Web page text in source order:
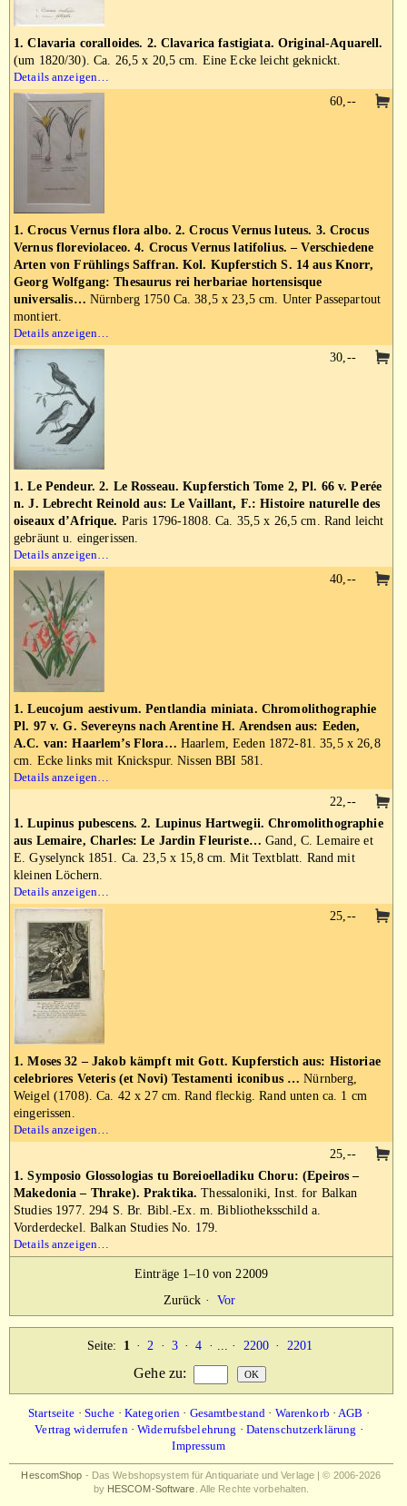
1. Clavaria coralloides. 2. Clavarica fastigiata. Original-Aquarell.
(um 1820/30). Ca. 26,5 x 20,5 cm. Eine Ecke leicht geknickt.
Details anzeigen…
1. Crocus Vernus flora albo. 2. Crocus Vernus luteus. 3. Crocus
Vernus floreviolaceo. 4. Crocus Vernus latifolius. – Verschiedene
Arten von Frühlings Saffran. Kol. Kupferstich S. 14 aus Knorr,
Georg Wolfgang: Thesaurus rei herbariae hortensisque
universalis… Nürnberg 1750 Ca. 38,5 x 23,5 cm. Unter Passepartout
montiert.
Details anzeigen…
60,--
1. Le Pendeur. 2. Le Rosseau. Kupferstich Tome 2, Pl. 66 v. Perée
n. J. Lebrecht Reinold aus: Le Vaillant, F.: Histoire naturelle des
oiseaux d’Afrique. Paris 1796-1808. Ca. 35,5 x 26,5 cm. Rand leicht
gebräunt u. eingerissen.
Details anzeigen…
30,--
1. Leucojum aestivum. Pentlandia miniata. Chromolithographie
Pl. 97 v. G. Severeyns nach Arentine H. Arendsen aus: Eeden,
A.C. van: Haarlem’s Flora… Haarlem, Eeden 1872-81. 35,5 x 26,8
cm. Ecke links mit Knickspur. Nissen BBI 581.
Details anzeigen…
40,--
1. Lupinus pubescens. 2. Lupinus Hartwegii. Chromolithographie
aus Lemaire, Charles: Le Jardin Fleuriste… Gand, C. Lemaire et
E. Gyselynck 1851. Ca. 23,5 x 15,8 cm. Mit Textblatt. Rand mit
kleinen Löchern.
Details anzeigen…
22,--
1. Moses 32 – Jakob kämpft mit Gott. Kupferstich aus: Historiae
celebriores Veteris (et Novi) Testamenti iconibus … Nürnberg,
Weigel (1708). Ca. 42 x 27 cm. Rand fleckig. Rand unten ca. 1 cm
eingerissen.
Details anzeigen…
25,--
1. Symposio Glossologias tu Boreioelladiku Choru: (Epeiros –
Makedonia – Thrake). Praktika. Thessaloniki, Inst. for Balkan
Studies 1977. 294 S. Br. Bibl.-Ex. m. Bibliotheksschild a.
Vorderdeckel. Balkan Studies No. 179.
Details anzeigen…
25,--
Einträge 1–10 von 22009
Zurück · Vor
Seite: 1 · 2 · 3 · 4 · ... · 2200 · 2201
Gehe zu:
Startseite · Suche · Kategorien · Gesamtbestand · Warenkorb ·AGB ·
Vertrag widerrufen·Widerrufsbelehrung · Datenschutzerklärung ·
Impressum
HescomShop - Das Webshopsystem für Antiquariate und Verlage | © 2006-2026
by HESCOM-Software . Alle Rechte vorbehalten.